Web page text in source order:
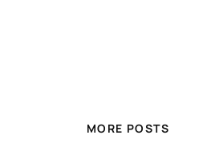
MORE POSTS